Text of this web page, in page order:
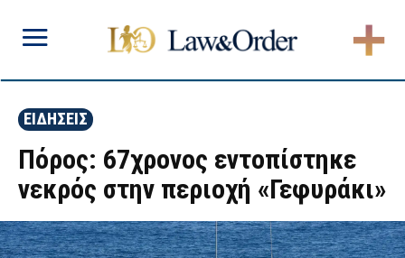
ΕΙΔΗΣΕΙΣ
Πόρος: 67χρονος εντοπίστηκε
νεκρός στην περιοχή «Γεφυράκι»